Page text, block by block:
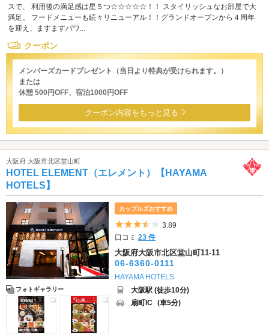
スで、 利用後の満足感は星５つ☆☆☆☆☆！！ スタイリッシュなお部屋で大
満足。 フードメニューも続々リニューアル！！グランドオープンから４周年
を迎え、ますますパワ...
クーポン
メンバーズカードプレゼント（当日より特典が受けられます。）
または
休憩 500円OFF、宿泊1000円OFF
クーポン内容をもっと見る
大阪府 大阪市北区堂山町
HOTEL ELEMENT（エレメント）【HAYAMA
HOTELS】
フォトギャラリー
カップルズおすすめ
5つ星のうち3.5
3.89
口コミ23 件
大阪府大阪市北区堂山町11-11
06-6360-0111
HAYAMA HOTELS
大阪駅 (徒歩10分)
扇町IC (車5分)